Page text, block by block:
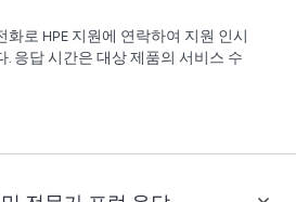
화로 HPE 지원에 연락하여 지원 인시
응답 시간은 대상 제품의 서비스 수